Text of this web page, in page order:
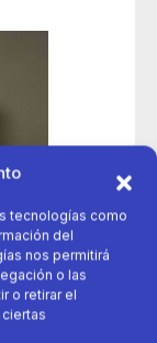
tecnologías como
del
nos permitirá
o las
o retirar el